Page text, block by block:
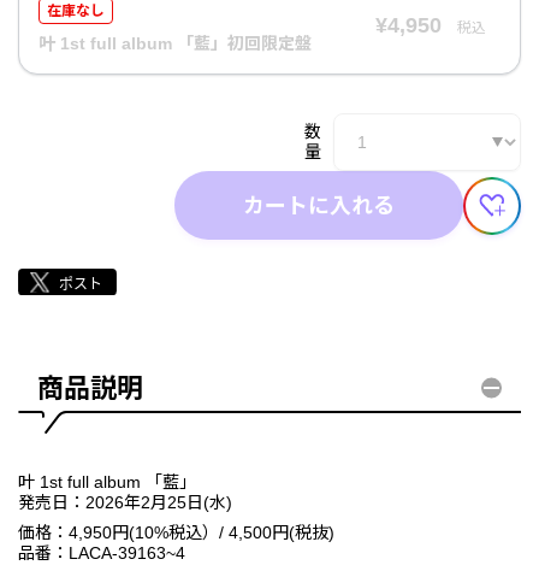
在庫なし
叶 1st full album 「藍」初回限定盤
¥4,950 税込
数
量
カートに入れる
商品説明
叶 1st full album 「藍」
発売日：2026年2月25日(水)
価格：4,950円(10%税込）/ 4,500円(税抜)
品番：LACA-39163~4